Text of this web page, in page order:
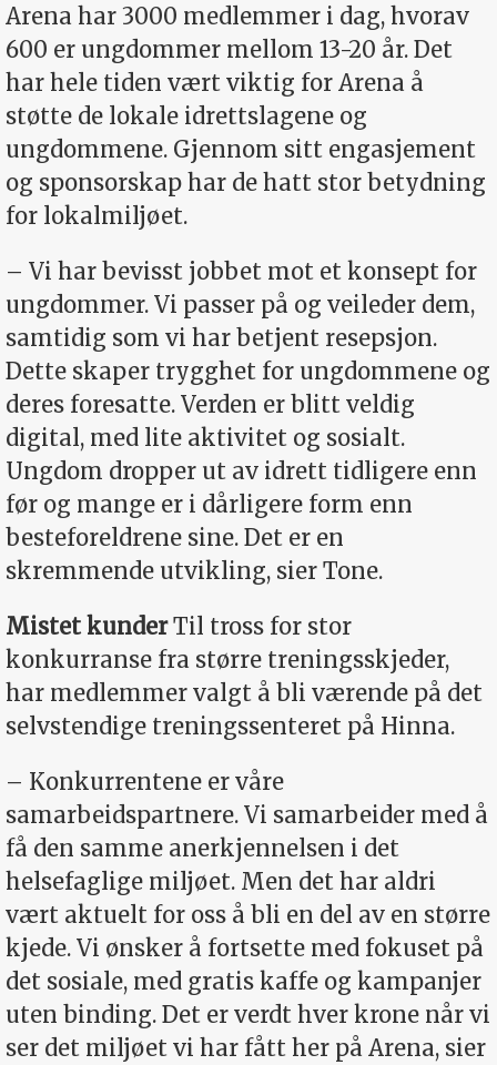
Arena har 3000 medlemmer i dag, hvorav
600 er ungdommer mellom 13-20 år. Det
har hele tiden vært viktig for Arena å
støtte de lokale idrettslagene og
ungdommene. Gjennom sitt engasjement
og sponsorskap har de hatt stor betydning
for lokalmiljøet.
– Vi har bevisst jobbet mot et konsept for
ungdommer. Vi passer på og veileder dem,
samtidig som vi har betjent resepsjon.
Dette skaper trygghet for ungdommene og
deres foresatte. Verden er blitt veldig
digital, med lite aktivitet og sosialt.
Ungdom dropper ut av idrett tidligere enn
før og mange er i dårligere form enn
besteforeldrene sine. Det er en
skremmende utvikling, sier Tone.
Mistet kunderTil tross for stor
konkurranse fra større treningsskjeder,
har medlemmer valgt å bli værende på det
selvstendige treningssenteret på Hinna.
– Konkurrentene er våre
samarbeidspartnere. Vi samarbeider med å
få den samme anerkjennelsen i det
helsefaglige miljøet. Men det har aldri
vært aktuelt for oss å bli en del av en større
kjede. Vi ønsker å fortsette med fokuset på
det sosiale, med gratis kaffe og kampanjer
uten binding. Det er verdt hver krone når vi
ser det miljøet vi har fått her på Arena, sier